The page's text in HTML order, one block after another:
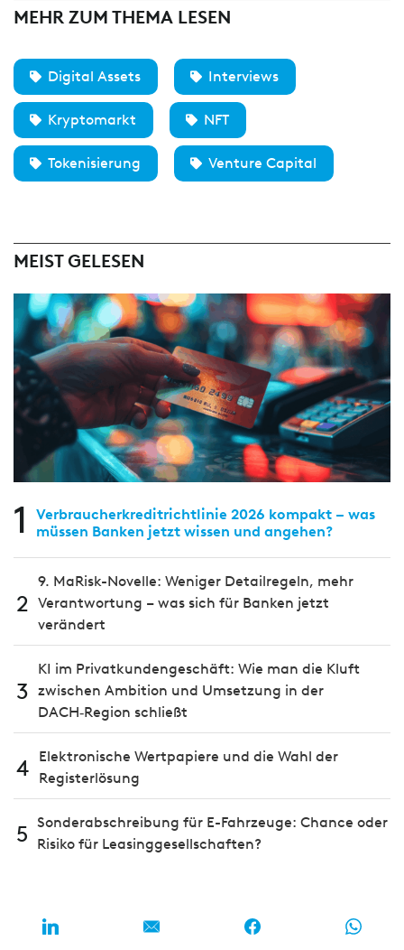
MEHR ZUM THEMA LESEN
Digital Assets Interviews
Kryptomarkt NFT
Tokenisierung Venture Capital
MEIST GELESEN
1
Verbraucherkreditrichtlinie 2026 kompakt – was
müssen Banken jetzt wissen und angehen?
2
9. MaRisk-Novelle: Weniger Detailregeln, mehr
Verantwortung – was sich für Banken jetzt
verändert
3
KI im Privatkundengeschäft: Wie man die Kluft
zwischen Ambition und Umsetzung in der
DACH‑Region schließt
4
Elektronische Wertpapiere und die Wahl der
Registerlösung
5 Sonderabschreibung für E-Fahrzeuge: Chance oder
Risiko für Leasinggesellschaften?
MEIST GELESEN